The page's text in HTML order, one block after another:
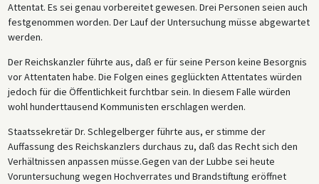
Attentat. Es sei genau vorbereitet gewesen. Drei Personen seien auch
festgenommen worden. Der Lauf der Untersuchung müsse abgewartet
werden.
Der Reichskanzler führte aus, daß er für seine Person keine Besorgnis
vor Attentaten habe. Die Folgen eines geglückten Attentates würden
jedoch für die Öffentlichkeit furchtbar sein. In diesem Falle würden
wohl hunderttausend Kommunisten erschlagen werden.
Staatssekretär Dr. Schlegelberger führte aus, er stimme der
Auffassung des Reichskanzlers durchaus zu, daß das Recht sich den
Verhältnissen anpassen müsse.Gegen van der Lubbe sei heute
Voruntersuchung wegen Hochverrates und Brandstiftung eröffnet